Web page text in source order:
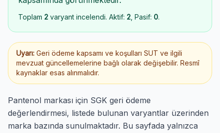
Toplam 2 varyant incelendi. Aktif: 2 , Pasif: 0.
Uyarı: Geri ödeme kapsamı ve koşulları SUT ve ilgili
mevzuat güncellemelerine bağlı olarak değişebilir. Resmî
kaynaklar esas alınmalıdır.
Pantenol markası için SGK geri ödeme
değerlendirmesi, listede bulunan varyantlar üzerinden
marka bazında sunulmaktadır. Bu sayfada yalnızca